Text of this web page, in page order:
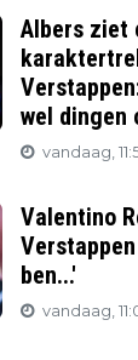
Albers ziet
wel dingen
vandaag,
Valentino
ben...'
vandaag,